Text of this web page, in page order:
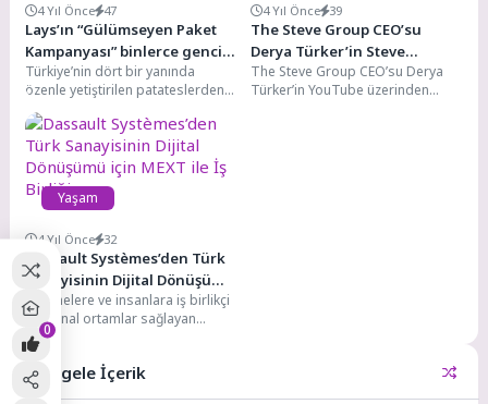
4 Yıl Önce 47
Lays’ın “Gülümseyen Paket
Kampanyası” binlerce genci
güldürüyor
Türkiye’nin dört bir yanında
özenle yetiştirilen patateslerden
üretilen Lay’s, İhtiyaç Haritasıyla
beraber gerçekleştirdiği
“Gülümseyen Paket...
4 Yıl Önce 39
The Steve Group CEO’su
Derya Türker’in Steve
Talks’daki Yeni Konuğu Eral
Karayazıcı Oldu!
The Steve Group CEO’su Derya
Türker’in YouTube üzerinden
Yaşam
4 Yıl Önce 32
Dassault Systèmes’den Türk
Sanayisinin Dijital Dönüşümü
için MEXT ile İş Birliği
İşletmelere ve insanlara iş birlikçi
3D sanal ortamlar sağlayan
Dassault Systèmes, dünyanın en
büyük ve...
Rastgele İçerik
0